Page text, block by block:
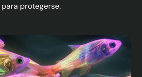
protegerse.